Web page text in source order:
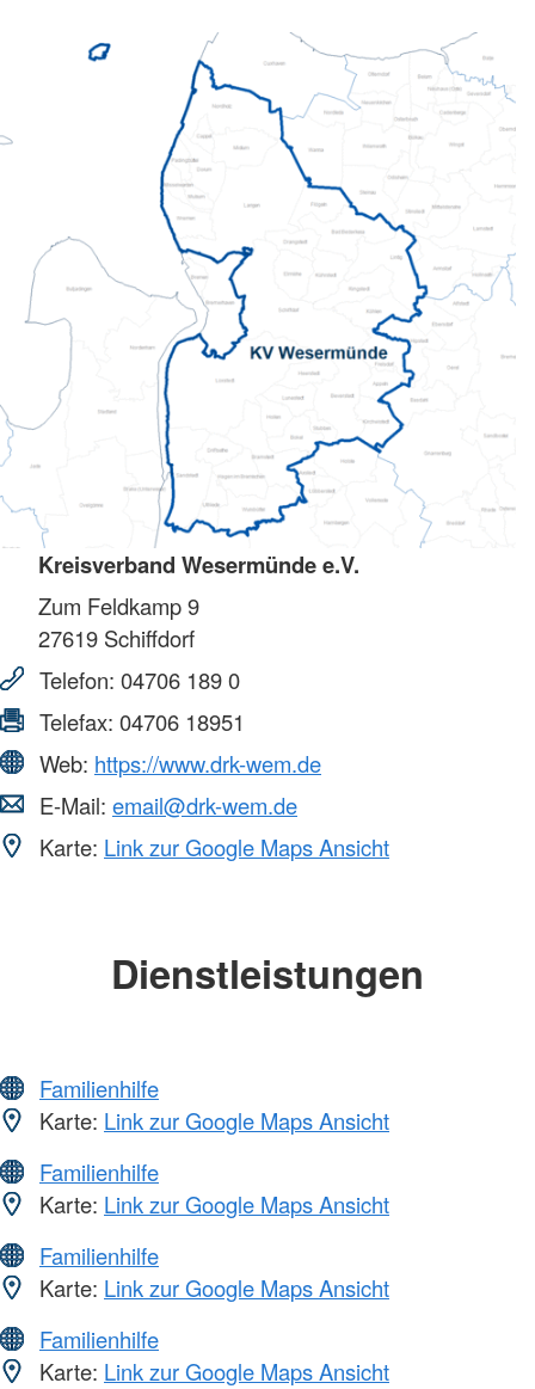
Kreisverband Wesermünde e.V.
Zum Feldkamp 9
27619 Schiffdorf
Telefon: 04706 189 0
Telefax: 04706 18951
Web: https://www.drk-wem.de
E-Mail: email@drk-wem.de
Karte: Link zur Google Maps Ansicht
Dienstleistungen
Familienhilfe
Karte: Link zur Google Maps Ansicht
Familienhilfe
Karte: Link zur Google Maps Ansicht
Familienhilfe
Karte: Link zur Google Maps Ansicht
Familienhilfe
Karte: Link zur Google Maps Ansicht